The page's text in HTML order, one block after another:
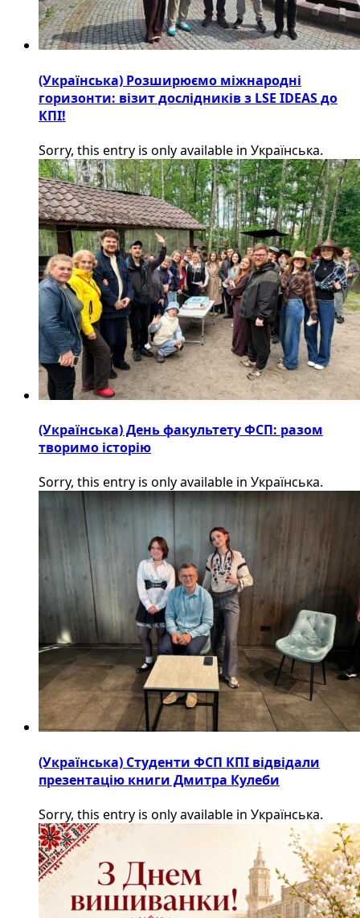
(Українська) Розширюємо міжнародні
горизонти: візит дослідників з LSE IDEAS до
КПІ!
Sorry, this entry is only available in Українська.
(Українська) День факультету ФСП: разом
творимо історію
Sorry, this entry is only available in Українська.
(Українська) Студенти ФСП КПІ відвідали
презентацію книги Дмитра Кулеби
Sorry, this entry is only available in Українська.